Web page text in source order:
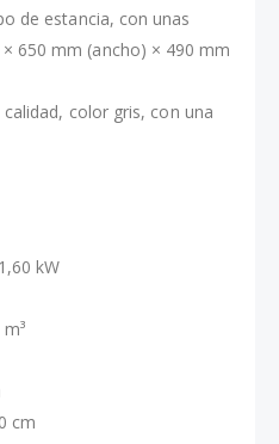
de estancia, con unas
650 mm (ancho) × 490 mm
color gris, con una
kW
cm